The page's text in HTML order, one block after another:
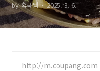
by 홈쿡쌤 2025. 3. 6.
http://m.coupang.com